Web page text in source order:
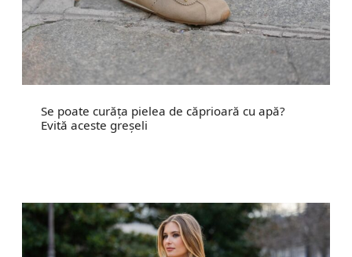
Se poate curăța pielea de căprioară cu apă?
Evită aceste greșeli